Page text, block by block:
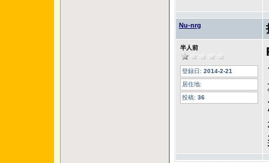
Nu-nrg
半人前
登録日: 2014-2-21
居住地:
投稿: 36